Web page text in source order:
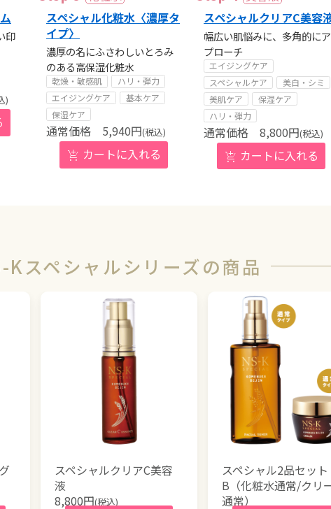
印
)
スペシャル化粧水〈濃厚タ
イプ〉
濃厚の名にふさわしいとろみ
のある高保湿化粧水
乾燥・敏感肌
ハリ・弾力
エイジングケア
基本ケア
保湿ケア
5,940円(税込)
スペシャルクリアC美容
幅広い肌悩みに、多角的にア
プローチ
エイジングケア
スペシャルケア
美白・シミ
美肌ケア
保湿ケア
ハリ・弾力
8,800円(税込)
Kスペシャルシリーズの商品
スペシャルクリアC美容
液
8,800円(税込)
スペシャル2品セット
B（化粧水通常/クリ
通常）